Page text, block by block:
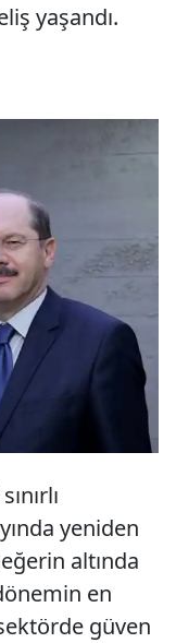
yaşandı.
yeniden
altında
en
güven